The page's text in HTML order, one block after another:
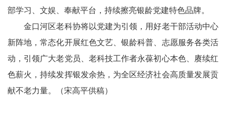
部学习、文娱、奉献平台，持续擦亮银龄党建特色品牌。
金口河区老科协将以党建为引领，用好老干部活动中心
新阵地，常态化开展红色文艺、银龄科普、志愿服务各类活
动，引领广大老党员、老科技工作者永葆初心本色、赓续红
色薪火，持续发挥银发余热，为全区经济社会高质量发展贡
献不老力量。（宋高平供稿）